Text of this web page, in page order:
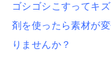
ゴシゴシこすってキ
剤を使ったら素材が
りませんか？